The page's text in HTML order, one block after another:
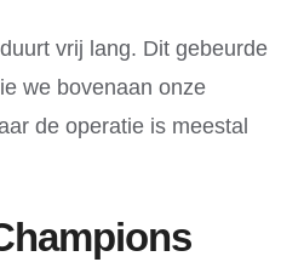
vrij lang. Dit gebeurde
we bovenaan onze
de operatie is meestal